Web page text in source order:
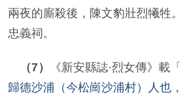
兩夜的廝殺後，陳文豹壯烈犧牲
忠義祠。
（7） 《新安縣誌·烈女傳》載「
歸德沙浦（今松崗沙浦村）人也